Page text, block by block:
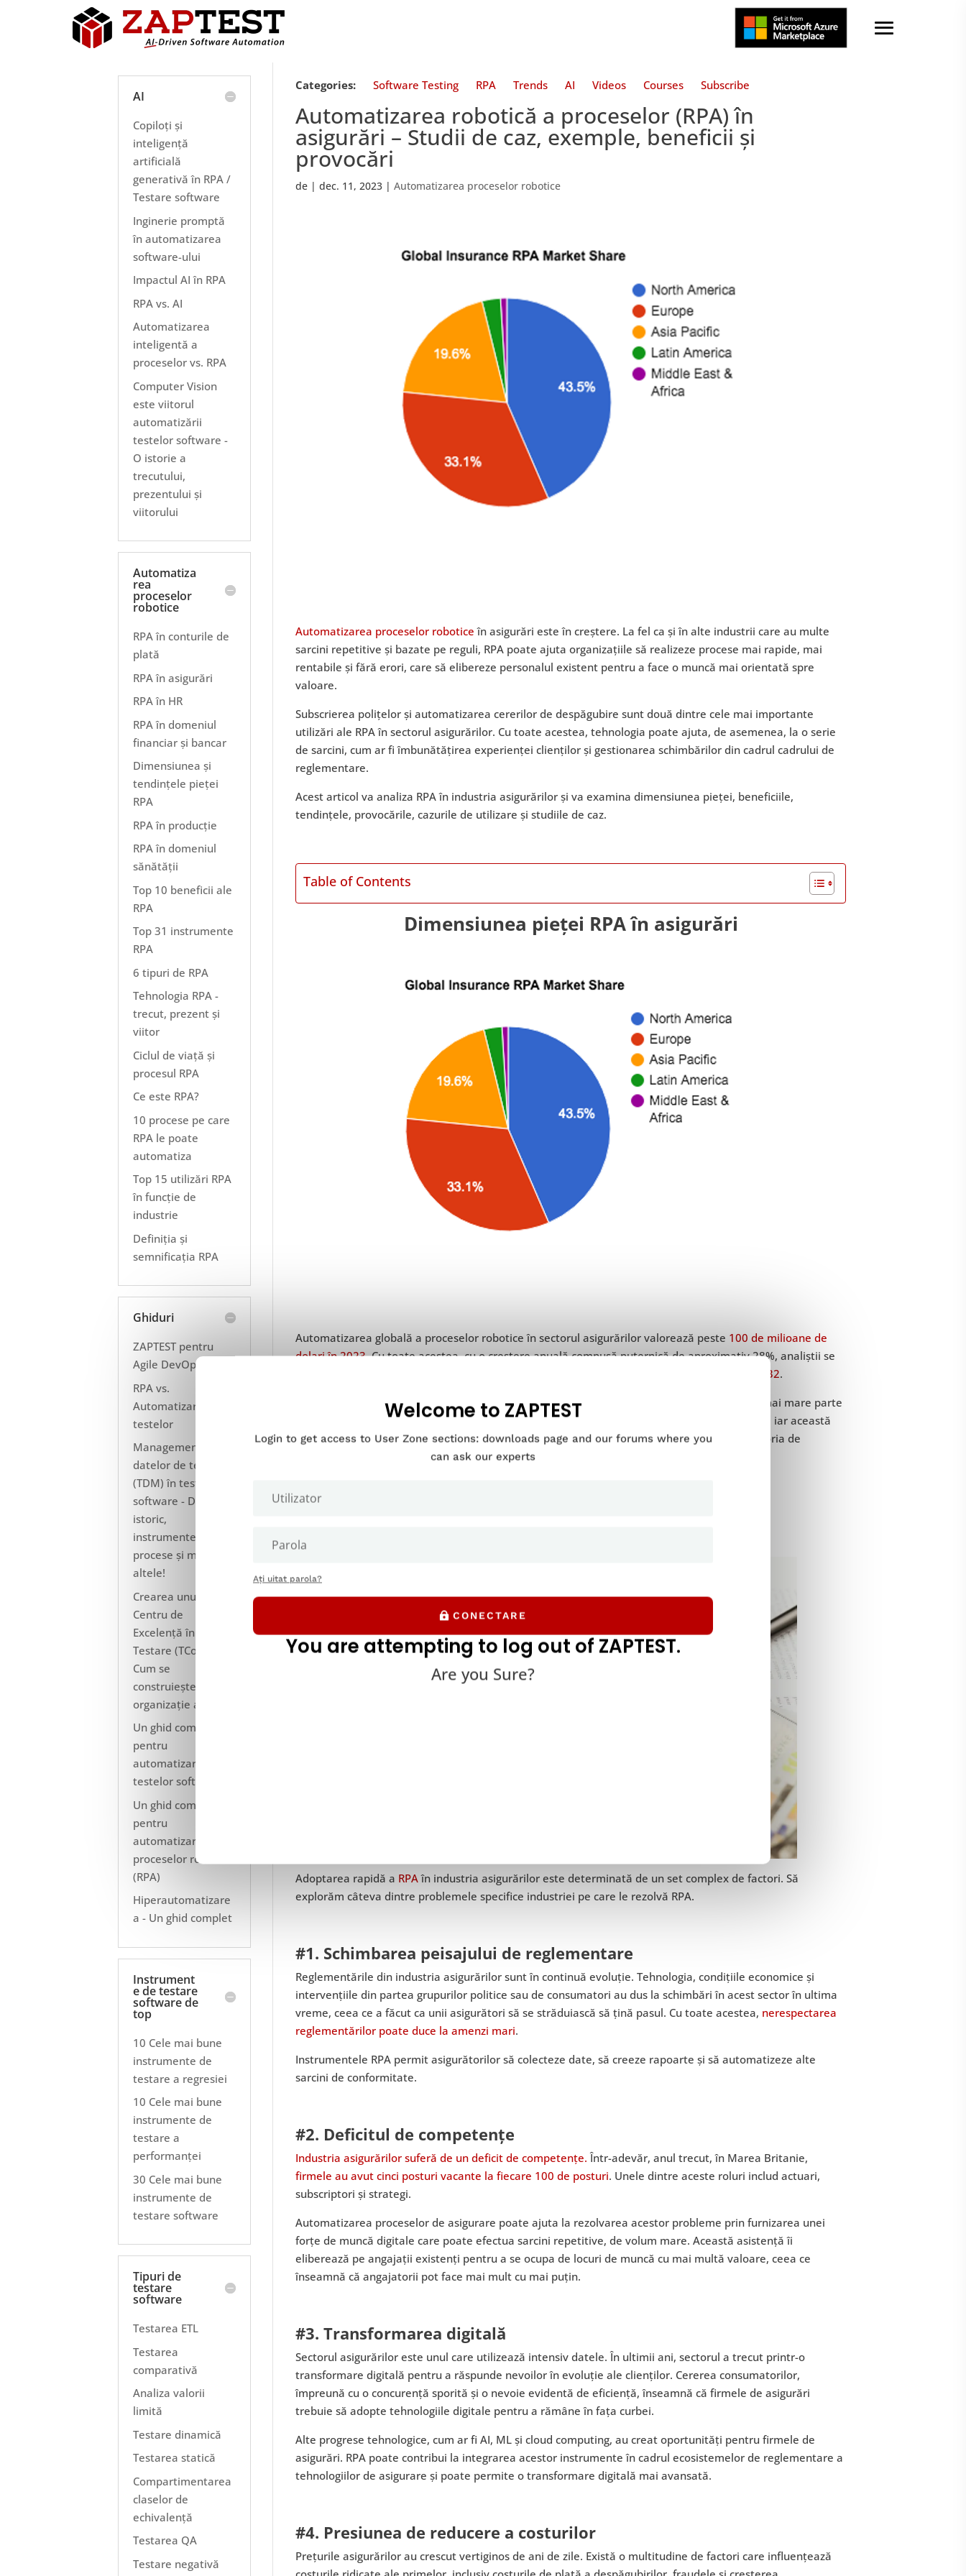
Categories: Software Testing RPA Trends AI Videos Courses Subscribe
Automatizarea robotică a proceselor (RPA) în
asigurări – Studii de caz, exemple, beneficii și
provocări
de |dec. 11, 2023 |Automatizarea proceselor robotice
Automatizarea proceselor robotice în asigurări este în creștere. La fel ca și în alte industrii care au multe
sarcini repetitive și bazate pe reguli, RPA poate ajuta organizațiile să realizeze procese mai rapide, mai
rentabile și fără erori, care să elibereze personalul existent pentru a face o muncă mai orientată spre
valoare.
Subscrierea polițelor și automatizarea cererilor de despăgubire sunt două dintre cele mai importante
utilizări ale RPA în sectorul asigurărilor. Cu toate acestea, tehnologia poate ajuta, de asemenea, la o serie
de sarcini, cum ar fi îmbunătățirea experienței clienților și gestionarea schimbărilor din cadrul cadrului de
reglementare.
Acest articol va analiza RPA în industria asigurărilor și va examina dimensiunea pieței, beneficiile,
tendințele, provocările, cazurile de utilizare și studiile de caz.
Table of Contents
Dimensiunea pieței RPA în asigurări
Automatizarea globală a proceselor robotice în sectorul asigurărilor valorează peste 100 de milioane de
dolari în 2023. Cu toate acestea, cu o creștere anuală compusă puternică de aproximativ 28%, analiștii se
să depășească 1,2 miliarde de dolari până în 2032.
America de Nord (427 milioane de dolari) și Europa (325 milioane de dolari) reprezintă cea mai mare parte
a pieței globale. Cu toate acestea, aproximativ o cincime din cheltuieli provin din Asia-Pacific, iar această
pondere este de așteptat să crească considerabil pe măsură ce regiunea își continuă traiectoria de
Adoptarea rapidă a RPAîn industria asigurărilor este determinată de un set complex de factori. Să
explorăm câteva dintre problemele specifice industriei pe care le rezolvă RPA.
#1. Schimbarea peisajului de reglementare
Reglementările din industria asigurărilor sunt în continuă evoluție. Tehnologia, condițiile economice și
intervențiile din partea grupurilor politice sau de consumatori au dus la schimbări în acest sector în ultima
vreme, ceea ce a făcut ca unii asigurători să se străduiască să țină pasul. Cu toate acestea, nerespectarea
reglementărilor poate duce la amenzi mari.
Instrumentele RPA permit asigurătorilor să colecteze date, să creeze rapoarte și să automatizeze alte
sarcini de conformitate.
#2. Deficitul de competențe
Industria asigurărilor suferă de un deficit de competențe. Într-adevăr, anul trecut, în Marea Britanie,
firmele au avut cinci posturi vacante la fiecare 100 de posturi. Unele dintre aceste roluri includ actuari,
subscriptori și strategi.
Automatizarea proceselor de asigurare poate ajuta la rezolvarea acestor probleme prin furnizarea unei
forțe de muncă digitale care poate efectua sarcini repetitive, de volum mare. Această asistență îi
eliberează pe angajații existenți pentru a se ocupa de locuri de muncă cu mai multă valoare, ceea ce
înseamnă că angajatorii pot face mai mult cu mai puțin.
#3. Transformarea digitală
Sectorul asigurărilor este unul care utilizează intensiv datele. În ultimii ani, sectorul a trecut printr-o
transformare digitală pentru a răspunde nevoilor în evoluție ale clienților. Cererea consumatorilor,
împreună cu o concurență sporită și o nevoie evidentă de eficiență, înseamnă că firmele de asigurări
trebuie să adopte tehnologiile digitale pentru a rămâne în fața curbei.
Alte progrese tehnologice, cum ar fi AI, ML și cloud computing, au creat oportunități pentru firmele de
asigurări. RPA poate contribui la integrarea acestor instrumente în cadrul ecosistemelor de reglementare a
tehnologiilor de asigurare și poate permite o transformare digitală mai avansată.
#4. Presiunea de reducere a costurilor
Prețurile asigurărilor au crescut vertiginos de ani de zile. Există o multitudine de factori care influențează
AI
Copiloți și
inteligență
artificială
generativă în RPA /
Testare software
Inginerie promptă
în automatizarea
software-ului
Impactul AI în RPA
RPA vs. AI
Automatizarea
inteligentă a
proceselor vs. RPA
Computer Vision
este viitorul
automatizării
testelor software -
O istorie a
trecutului,
prezentului și
viitorului
Automatiza
rea
proceselor
robotice
RPA în conturile de
plată
RPA în asigurări
RPA în HR
RPA în domeniul
financiar și bancar
Dimensiunea și
tendințele pieței
RPA
RPA în producție
RPA în domeniul
sănătății
Top 10 beneficii ale
RPA
Top 31 instrumente
RPA
6 tipuri de RPA
Tehnologia RPA -
trecut, prezent și
viitor
Ciclul de viață și
procesul RPA
Ce este RPA?
10 procese pe care
RPA le poate
automatiza
Top 15 utilizări RPA
în funcție de
industrie
Definiția și
semnificația RPA
Ghiduri
ZAPTEST pentru
Agile DevOps
RPA vs.
Automatizarea
testelor
Managementul
datelor de testare
(TDM) în testarea
software - Definiție,
istoric,
instrumente,
procese și multe
altele!
Crearea unui
Centru de
Excelență în
Testare (TCoE) -
Cum se
construiește o
organizație agilă
Un ghid complet
pentru
automatizarea
testelor software
Un ghid complet
pentru
automatizarea
proceselor robotice
(RPA)
Hiperautomatizare
a - Un ghid complet
Instrument
e de testare
software de
top
10 Cele mai bune
instrumente de
testare a regresiei
10 Cele mai bune
instrumente de
testare a
performanței
30 Cele mai bune
instrumente de
testare software
Tipuri de
testare
software
Testarea ETL
Testarea
comparativă
Analiza valorii
limită
Testare dinamică
Testarea statică
Compartimentarea
claselor de
echivalență
Testarea QA
Testare negativă
Welcome to ZAPTEST
Login to get access to User Zone sections: downloads page and our forums where you
can ask our experts
Ați uitat parola?
CONECTARE
You are attempting to log out of ZAPTEST.
Are you Sure?